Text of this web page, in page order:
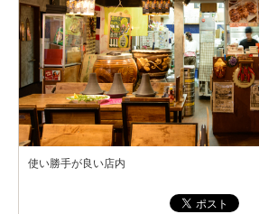
使い勝手が良い店内